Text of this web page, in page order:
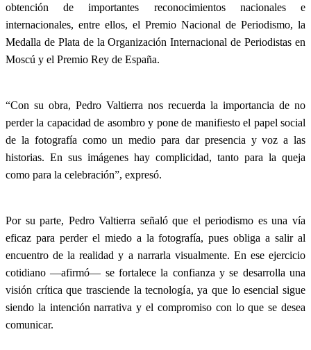
obtención de importantes reconocimientos nacionales e
internacionales, entre ellos, el Premio Nacional de Periodismo, la
Medalla de Plata de la Organización Internacional de Periodistas en
Moscú y el Premio Rey de España.
“Con su obra, Pedro Valtierra nos recuerda la importancia de no
perder la capacidad de asombro y pone de manifiesto el papel social
de la fotografía como un medio para dar presencia y voz a las
historias. En sus imágenes hay complicidad, tanto para la queja
como para la celebración”, expresó.
Por su parte, Pedro Valtierra señaló que el periodismo es una vía
eficaz para perder el miedo a la fotografía, pues obliga a salir al
encuentro de la realidad y a narrarla visualmente. En ese ejercicio
cotidiano —afirmó— se fortalece la confianza y se desarrolla una
visión crítica que trasciende la tecnología, ya que lo esencial sigue
siendo la intención narrativa y el compromiso con lo que se desea
comunicar.